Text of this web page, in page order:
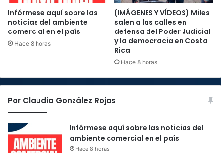
Infórmese aquí sobre las
noticias del ambiente
comercial en el país
Hace 8 horas
(IMÁGENES Y VÍDEOS) Miles
salen a las calles en
defensa del Poder Judicial
y la democracia en Costa
Rica
Hace 8 horas
Por Claudia González Rojas
Infórmese aquí sobre las noticias del
ambiente comercial en el país
Hace 8 horas